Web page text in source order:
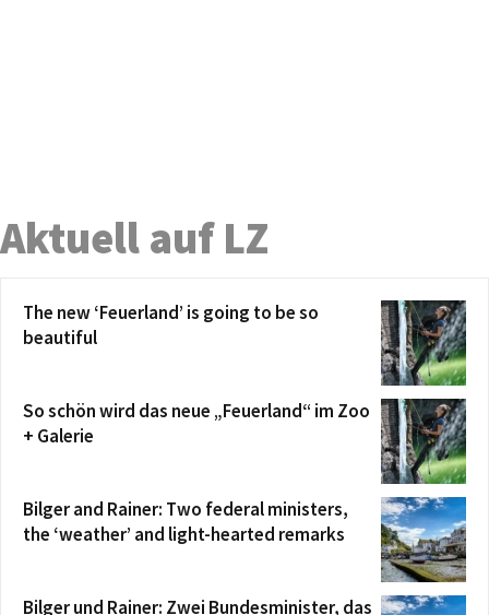
Aktuell auf LZ
The new ‘Feuerland’ is going to be so
beautiful
So schön wird das neue „Feuerland“ im Zoo
+ Galerie
Bilger and Rainer: Two federal ministers,
the ‘weather’ and light-hearted remarks
Bilger und Rainer: Zwei Bundesminister, das